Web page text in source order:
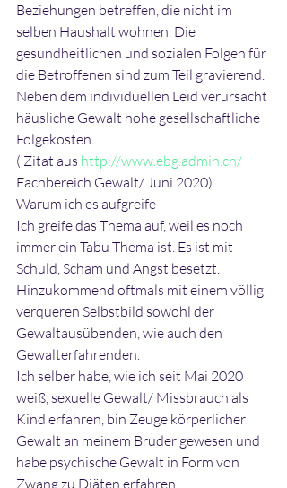
Beziehungen betreffen, die nicht im
selben Haushalt wohnen. Die
gesundheitlichen und sozialen Folgen für
die Betroffenen sind zum Teil gravierend.
Neben dem individuellen Leid verursacht
häusliche Gewalt hohe gesellschaftliche
Folgekosten.
( Zitat aus http://www.ebg.admin.ch/
Fachbereich Gewalt/ Juni 2020)
Warum ich es aufgreife
Ich greife das Thema auf, weil es noch
immer ein Tabu Thema ist. Es ist mit
Schuld, Scham und Angst besetzt.
Hinzukommend oftmals mit einem völlig
verqueren Selbstbild sowohl der
Gewaltausübenden, wie auch den
Gewalterfahrenden.
Ich selber habe, wie ich seit Mai 2020
weiß, sexuelle Gewalt/ Missbrauch als
Kind erfahren, bin Zeuge körperlicher
Gewalt an meinem Bruder gewesen und
habe psychische Gewalt in Form von
Zwang zu Diäten erfahren.